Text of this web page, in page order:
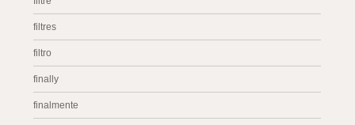
filtres
filtro
finally
finalmente